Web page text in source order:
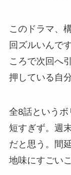
このドラマ、
回ズルいんで
ころで次回へ
押している自
全8話というボ
短すぎず。週
だと思う。間
地味にすごいこ